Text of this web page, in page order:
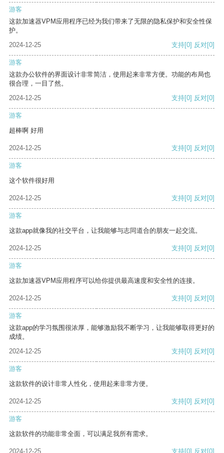
游客
这款加速器VPM应用程序已经为我们带来了无限的隐私保护和安全性保
护。
2024-12-25
支持[0] 反对[0]
游客
这款办公软件的界面设计非常简洁，使用起来非常方便。功能的布局也
很合理，一目了然。
2024-12-25
支持[0] 反对[0]
游客
超棒啊 好用
2024-12-25 支持[0] 反对[0]
游客
这个软件很好用
2024-12-25 支持[0] 反对[0]
游客
这款app就像我的社交平台，让我能够与志同道合的朋友一起交流。
2024-12-25 支持[0] 反对[0]
游客
这款加速器VPM应用程序可以给你提供最高速度和安全性的连接。
2024-12-25 支持[0] 反对[0]
游客
这款app的学习氛围很浓厚，能够激励我不断学习，让我能够取得更好的
成绩。
2024-12-25
支持[0] 反对[0]
游客
这款软件的设计非常人性化，使用起来非常方便。
2024-12-25 支持[0] 反对[0]
游客
这款软件的功能非常全面，可以满足我所有需求。
2024-12-25 支持[0] 反对[0]